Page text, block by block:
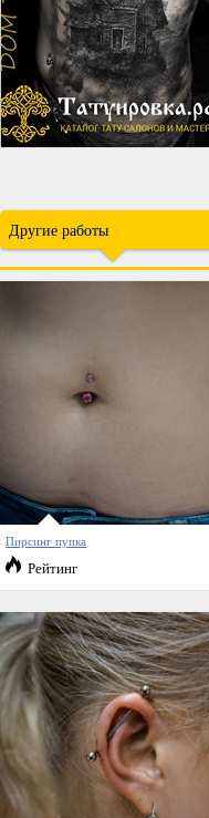
Другие работы
Пирсинг пупка
Рейтинг